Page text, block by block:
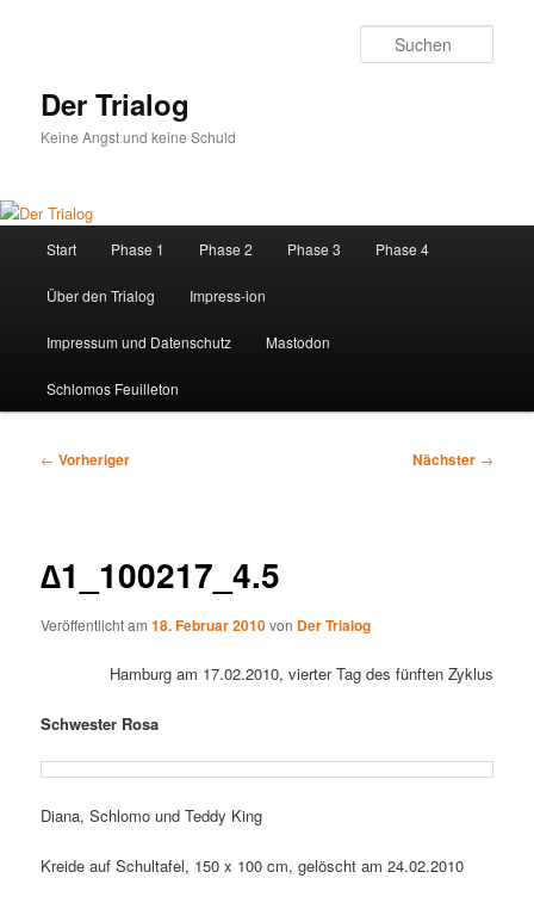
Der Trialog
Keine Angst und keine Schuld
Start Phase 1 Phase 2 Phase 3 Phase 4
Über den Trialog Impress-ion
Impressum und Datenschutz Mastodon
Schlomos Feuilleton
Beitragsnavigation
← Vorheriger Nächster →
∆1_100217_4.5
Veröffentlicht am18. Februar 2010von Der Trialog
Hamburg am 17.02.2010, vierter Tag des fünften Zyklus
Schwester Rosa
Diana, Schlomo und Teddy King
Kreide auf Schultafel, 150 x 100 cm, gelöscht am 24.02.2010